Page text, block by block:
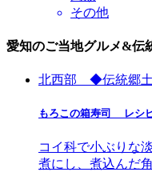
その他
愛知のご当地グルメ&伝
北西部 ◆伝統郷
もろこの箱寿司 レシ
コイ科で小ぶりな
煮にし、煮込んだ